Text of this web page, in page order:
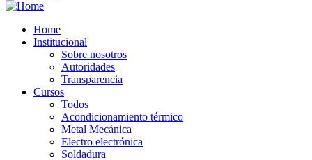
Home
Institucional
Sobre nosotros
Autoridades
Transparencia
Cursos
Todos
Acondicionamiento térmico
Metal Mecánica
Electro electrónica
Soldadura